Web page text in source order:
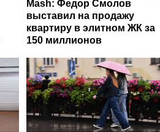
Mash: Федор Смолов
выставил на продажу
квартиру в элитном ЖК за
150 миллионов